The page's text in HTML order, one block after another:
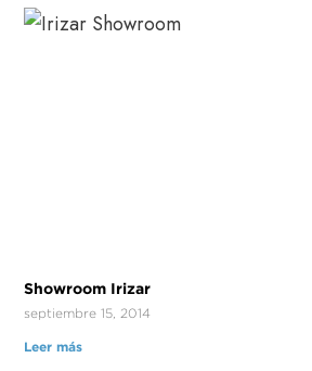
Showroom Irizar
septiembre 15, 2014
Leer más